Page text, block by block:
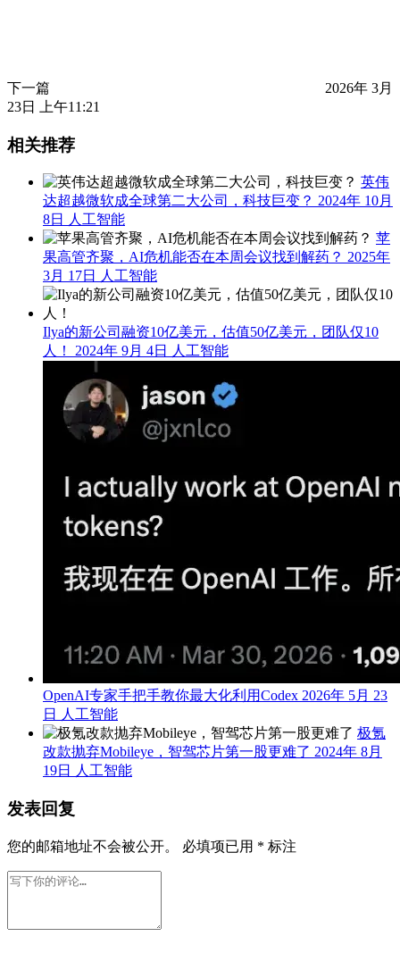
下一篇
2026年 3月
23日 上午11:21
相关推荐
英伟
达超越微软成全球第二大公司，科技巨变？ 2024年 10月
8日
人工智能
苹
果高管齐聚，AI危机能否在本周会议找到解药？ 2025年
3月 17日
人工智能
Ilya的新公司融资10亿美元，估值50亿美元，团队仅10
人！ 2024年 9月 4日 人工智能
OpenAI专家手把手教你最大化利用Codex 2026年 5月 23
日
人工智能
极氪
改款抛弃Mobileye，智驾芯片第一股更难了 2024年 8月
19日
人工智能
发表回复
您的邮箱地址不会被公开。 必填项已用 * 标注